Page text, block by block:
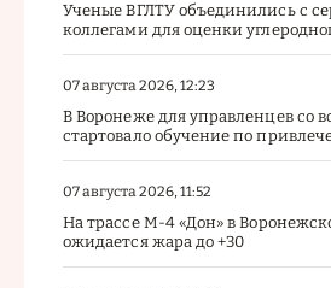
Ученые ВГЛТУ объединились с
коллегами для оценки
07 августа 2026, 12:23
В Воронеже для управленцев со
стартовало обучение по
07 августа 2026, 11:52
На трассе М-4 «Дон» в
ожидается жара до +30